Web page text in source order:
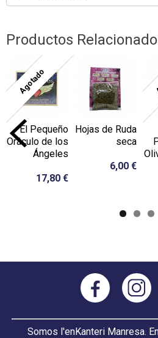
Productos
Agotado
El Pequeño
Oráculo de los
Ángeles
17,80 €
Hojas de Ruda
seca
6,00 €
Somos l'enKanteri Manresa.